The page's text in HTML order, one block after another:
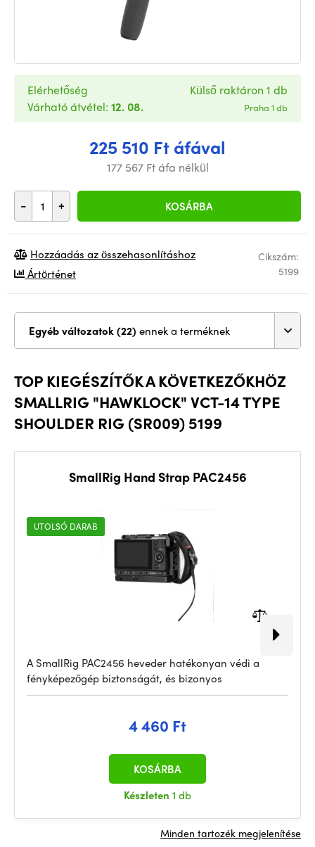
225 510 Ft áfával
177 567 Ft áfa nélkül
- + KOSÁRBA
Elérhetőség
Várható átvétel: 12. 08.
Külső raktáron 1 db
Praha 1 db
Cikszám:
5199
Hozzáadás az összehasonlításhoz
Ártörténet
Egyéb változatok (22) ennek a terméknek
TOP KIEGÉSZÍTŐK A KÖVETKEZŐKHÖZ
SMALLRIG "HAWKLOCK" VCT-14 TYPE
SHOULDER RIG (SR009) 5199
SmallRig Hand Strap PAC2456
UTOLSÓ DARAB
A SmallRig PAC2456 heveder hatékonyan védi a
fényképezőgép biztonságát, és bizonyos
4 460 Ft
Készleten 1 db
KOSÁRBA
Minden tartozék megjelenítése